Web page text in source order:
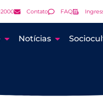
2000 Contato FAQ
Notícias